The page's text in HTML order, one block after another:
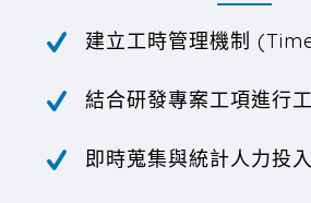
建立工時管理機制
結合研發專案工項進行
即時蒐集與統計人力投